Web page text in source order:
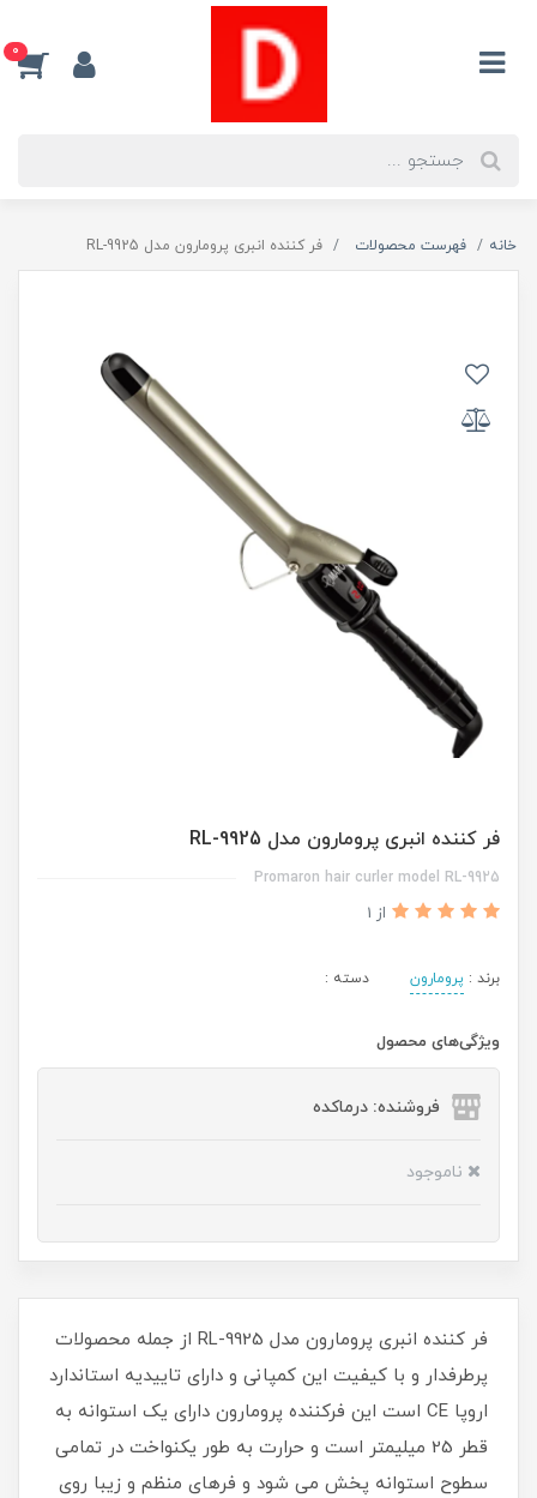
0
خانه فهرست محصولات فر کننده انبری پرومارون مدل RL-9925
فر کننده انبری پرومارون مدل RL-9925
Promaron hair curler model RL-9925
از 1
برند : پرومارون دسته :
ویژگی‌های محصول
فروشنده: درماکده
ناموجود
فر کننده انبری پرومارون مدل RL-9925 از جمله محصولات
پرطرفدار و با کیفیت این کمپانی و دارای تاییدیه استاندارد
اروپا CE است این فرکننده پرومارون دارای یک استوانه به
قطر 25 میلیمتر است و حرارت به طور یکنواخت در تمامی
سطوح استوانه پخش می شود و فرهای منظم و زیبا روی